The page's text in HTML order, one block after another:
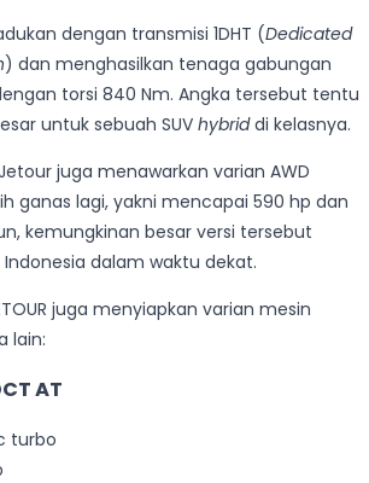
dengan transmisi 1DHT (Dedicated
) dan menghasilkan tenaga gabungan
torsi 840 Nm. Angka tersebut tentu
untuk sebuah SUV hybriddi kelasnya.
juga menawarkan varian AWD
ganas lagi, yakni mencapai 590 hp dan
kemungkinan besar versi tersebut
dalam waktu dekat.
juga menyiapkan varian mesin
lain:
AT
turbo